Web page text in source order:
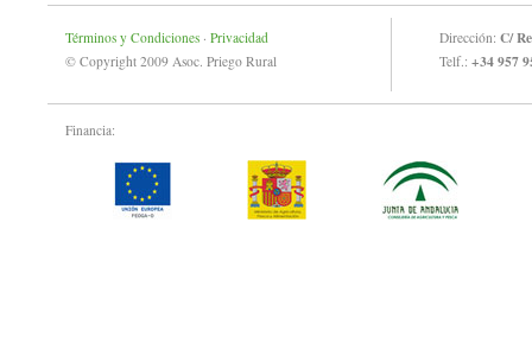
Términos y Condiciones · Privacidad
© Copyright 2009 Asoc. Priego Rural
Dirección: C/
Telf.: +34 957
Financia: